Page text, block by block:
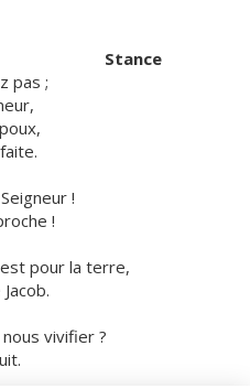
vous, Stance
pas ;
!
!
pour la terre,
vivifier ?